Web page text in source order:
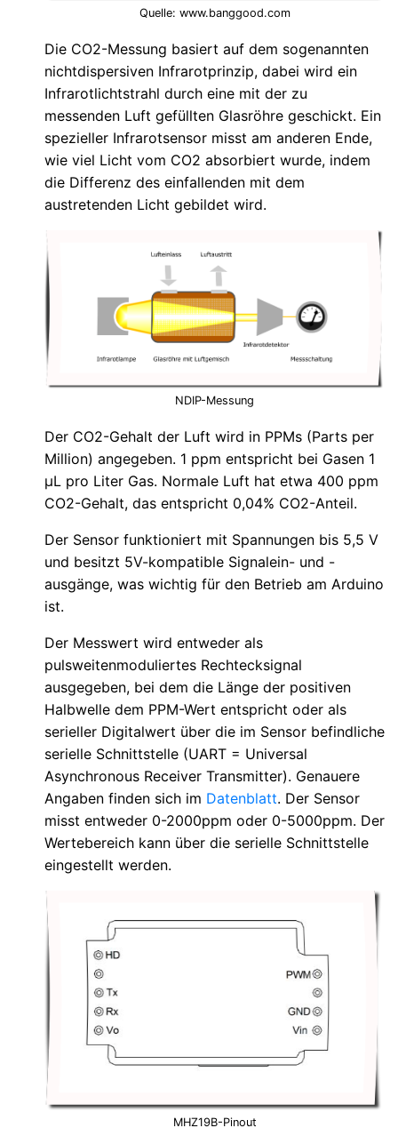
Quelle: www.banggood.com
Die CO2-Messung basiert auf dem sogenannten
nichtdispersiven Infrarotprinzip, dabei wird ein
Infrarotlichtstrahl durch eine mit der zu
messenden Luft gefüllten Glasröhre geschickt. Ein
spezieller Infrarotsensor misst am anderen Ende,
wie viel Licht vom CO2 absorbiert wurde, indem
die Differenz des einfallenden mit dem
austretenden Licht gebildet wird.
NDIP-Messung
Der CO2-Gehalt der Luft wird in PPMs (Parts per
Million) angegeben. 1 ppm entspricht bei Gasen 1
µL pro Liter Gas. Normale Luft hat etwa 400 ppm
CO2-Gehalt, das entspricht 0,04% CO2-Anteil.
Der Sensor funktioniert mit Spannungen bis 5,5 V
und besitzt 5V-kompatible Signalein- und -
ausgänge, was wichtig für den Betrieb am Arduino
ist.
Der Messwert wird entweder als
pulsweitenmoduliertes Rechtecksignal
ausgegeben, bei dem die Länge der positiven
Halbwelle dem PPM-Wert entspricht oder als
serieller Digitalwert über die im Sensor befindliche
serielle Schnittstelle (UART = Universal
Asynchronous Receiver Transmitter). Genauere
Angaben finden sich im Datenblatt. Der Sensor
misst entweder 0-2000ppm oder 0-5000ppm. Der
Wertebereich kann über die serielle Schnittstelle
eingestellt werden.
MHZ19B-Pinout